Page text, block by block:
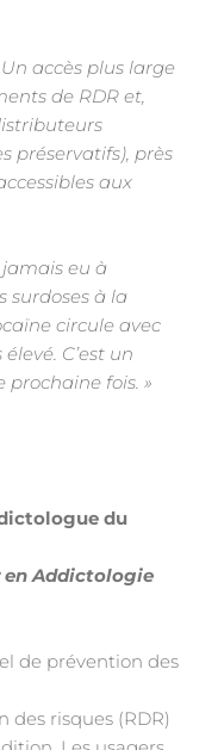
accès plus large
de RDR et,
préservatifs), près
aux
jamais eu à
surdoses à la
circule avec
C’est un
prochaine fois. »
du
en Addictologie
de prévention des
des risques (RDR)